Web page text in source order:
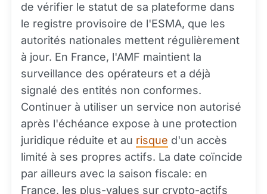
de vérifier le statut de sa plateforme dans
le registre provisoire de l'ESMA, que les
autorités nationales mettent régulièrement
à jour. En France, l'AMF maintient la
surveillance des opérateurs et a déjà
signalé des entités non conformes.
Continuer à utiliser un service non autorisé
après l'échéance expose à une protection
juridique réduite et au risque d'un accès
limité à ses propres actifs. La date coïncide
par ailleurs avec la saison fiscale: en
France, les plus-values sur crypto-actifs